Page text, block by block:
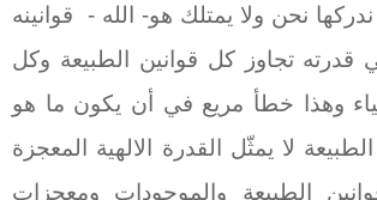
نحن ولا يمتلك هو- الله -
قوانينه
قدرته تجاوز كل قوانين الطبيعة وكل
وهذا خطأ مريع في أن يكون ما هو
لا يمثّل القدرة الالهية المعجزة
الطبيعة والموجودات ومعجزات